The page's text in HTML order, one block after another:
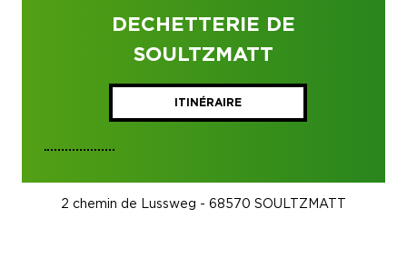
DECHETTERIE DE
SOULTZMATT
ITINÉRAIRE
2 chemin de Lussweg - 68570 SOULTZMATT